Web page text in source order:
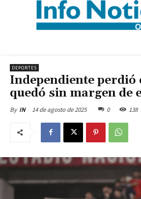
DEPORTES
Independiente perdió
quedó sin margen de
By IN 14 de agosto de 2025 0 138